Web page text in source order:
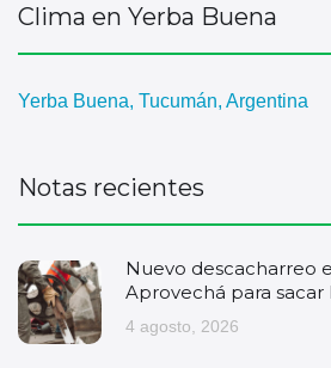
Clima en Yerba Buena
Yerba Buena, Tucumán, Argentina
Notas recientes
Nuevo descacharreo
Aprovechá para sacar
4 agosto, 2026